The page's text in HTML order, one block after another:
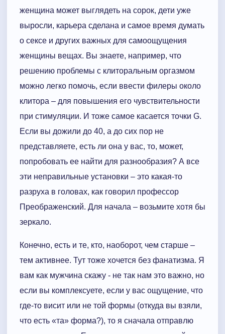
женщина может выглядеть на сорок, дети уже
выросли, карьера сделана и самое время думать
о сексе и других важных для самоощущения
женщины вещах. Вы знаете, например, что
решению проблемы с клиторальным оргазмом
можно легко помочь, если ввести филеры около
клитора – для повышения его чувствительности
при стимуляции. И тоже самое касается точки G.
Если вы дожили до 40, а до сих пор не
представляете, есть ли она у вас, то, может,
попробовать ее найти для разнообразия? А все
эти неправильные установки – это какая-то
разруха в головах, как говорил профессор
Преображенский. Для начала – возьмите хотя бы
зеркало.
Конечно, есть и те, кто, наоборот, чем старше –
тем активнее. Тут тоже хочется без фанатизма. Я
вам как мужчина скажу - не так нам это важно, но
если вы комплексуете, если у вас ощущение, что
где-то висит или не той формы (откуда вы взяли,
что есть «та» форма?), то я сначала отправлю